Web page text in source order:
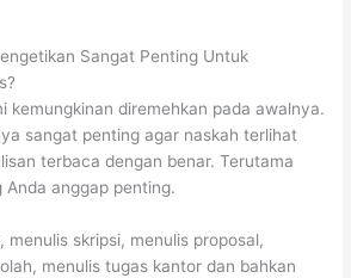
Sangat Penting Untuk
kemungkinan diremehkan pada awalnya.
sangat penting agar naskah terlihat
terbaca dengan benar. Terutama
anggap penting.
menulis skripsi, menulis proposal,
menulis tugas kantor dan bahkan